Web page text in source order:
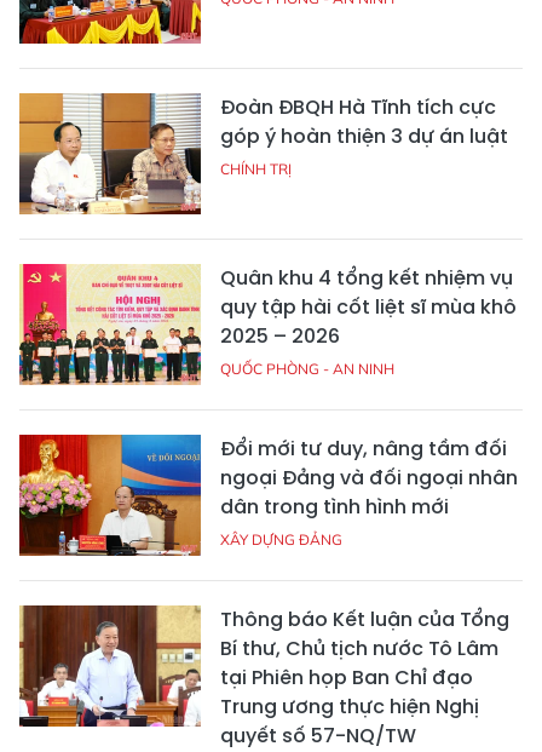
Đoàn ĐBQH Hà Tĩnh tích cực
góp ý hoàn thiện 3 dự án luật
CHÍNH TRỊ
Quân khu 4 tổng kết nhiệm vụ
quy tập hài cốt liệt sĩ mùa khô
2025 – 2026
QUỐC PHÒNG - AN NINH
Đổi mới tư duy, nâng tầm đối
ngoại Đảng và đối ngoại nhân
dân trong tình hình mới
XÂY DỰNG ĐẢNG
Thông báo Kết luận của Tổng
Bí thư, Chủ tịch nước Tô Lâm
tại Phiên họp Ban Chỉ đạo
Trung ương thực hiện Nghị
quyết số 57-NQ/TW